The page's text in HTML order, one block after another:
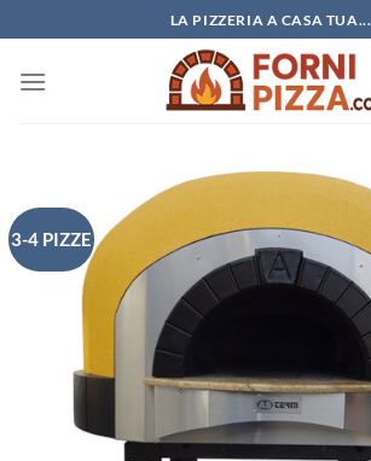
ai
contenuti
LA PIZZERIA A CASA TUA...
3-4 PIZZE